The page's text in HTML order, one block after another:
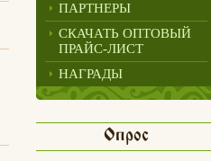
ПАРТНЕРЫ
СКАЧАТЬ ОПТОВЫЙ
ПРАЙС-ЛИСТ
НАГРАДЫ
Опрос